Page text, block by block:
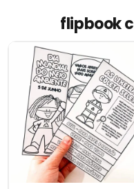
flipbook